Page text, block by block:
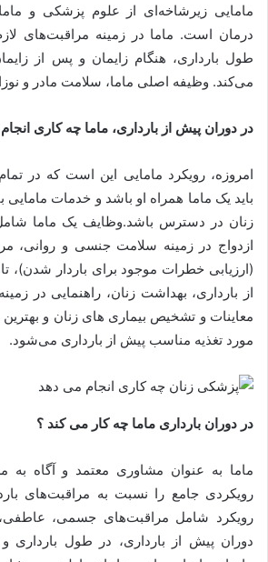
مامایی زیرشاخه‌ای از علوم پزشکی و
درمان است. ماما در زمینه مراقبت‌های
طول بارداری، هنگام زایمان و پس از
می‌کند. وظیفه اصلی ماما، سلامت مادر و
در دوران پیش از بارداری، ماما چه کاری
امروزه، رویکرد مامایی این است که در
باید یک ماما همراه او باشد و خدمات مامایی
زنان در دسترس باشد.وظایف یک ماما
ازدواج در زمینه سلامت جنسی و روانی،
(ارزیابی خطرات موجود برای باردار شدن)،
از بارداری، بهداشت زنان، راهنمایی در
معاینات و تشخیص بیماری های زنان و بهترین
مورد تغذیه مناسب پیش از بارداری می‌شود.
در دوران بارداری ماما چه کار می کند ؟
ماما به عنوان مشاوری معتمد و آگاه به
رویکردی جامع را نسبت به مراقبت‌های
رویکرد شامل مراقبت‌های جسمی،
دوران پیش از بارداری، در طول